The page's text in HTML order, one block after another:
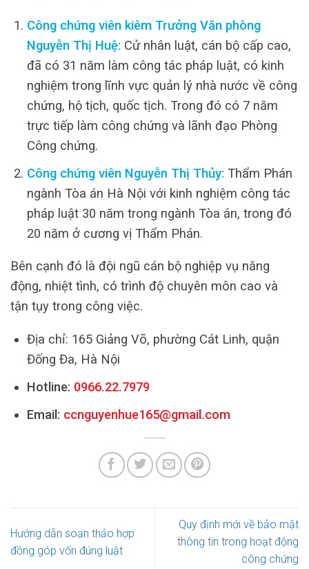
Công chứng viên kiêm Trưởng Văn phòng
Nguyễn Thị Huệ: Cử nhân luật, cán bộ cấp cao,
đã có 31 năm làm công tác pháp luật, có kinh
nghiệm trong lĩnh vực quản lý nhà nước về công
chứng, hộ tịch, quốc tịch. Trong đó có 7 năm
trực tiếp làm công chứng và lãnh đạo Phòng
Công chứng.
Công chứng viên Nguyễn Thị Thủy: Thẩm Phán
ngành Tòa án Hà Nội với kinh nghiệm công tác
pháp luật 30 năm trong ngành Tòa án, trong đó
20 năm ở cương vị Thẩm Phán.
Bên cạnh đó là đội ngũ cán bộ nghiệp vụ năng
động, nhiệt tình, có trình độ chuyên môn cao và
tận tụy trong công việc.
Địa chỉ: 165 Giảng Võ, phường Cát Linh, quận
Đống Đa, Hà Nội
Hotline: 0966.22.7979
Email: ccnguyenhue165@gmail.com
Hướng dẫn soạn thảo hợp
đồng góp vốn đúng luật
Quy định mới về bảo mật
thông tin trong hoạt động
công chứng